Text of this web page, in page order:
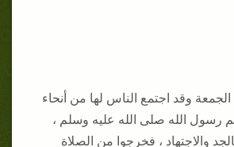
وقد اجتمع الناس لها من أنحاء
رسول الله صلى الله عليه وسلم ،
والاجتهاد ، فخرجوا من الصلاة